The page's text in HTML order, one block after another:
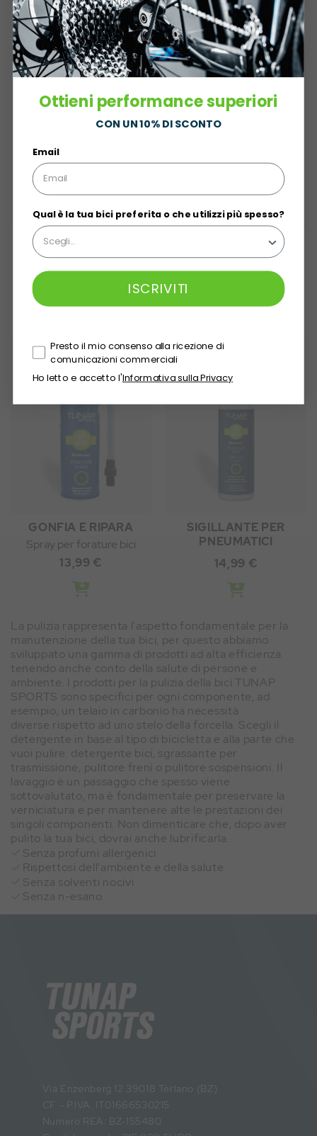
CLEANING BRUSH
Spazzola Bici
MICROFIBER CLOTH
Panno in microfibra
GONFIA E RIPARA
Spray per forature bici
13,99 €
SIGILLANTE PER
PNEUMATICI
14,99 €
La pulizia rappresenta l'aspetto fondamentale per la
manutenzione della tua bici, per questo abbiamo
sviluppato una gamma di prodotti ad alta efficienza
tenendo anche conto della salute di persone e
ambiente. I prodotti per la pulizia della bici TUNAP
SPORTS sono specifici per ogni componente, ad
esempio, un telaio in carbonio ha necessità
diverse rispetto ad uno stelo della forcella. Scegli il
detergente in base al tipo di bicicletta e alla parte che
vuoi pulire: detergente bici, sgrassante per
trasmissione, pulitore freni o pulitore sospensioni. Il
lavaggio è un passaggio che spesso viene
sottovalutato, ma è fondamentale per preservare la
verniciatura e per mantenere alte le prestazioni dei
singoli componenti. Non dimenticare che, dopo aver
pulito la tua bici, dovrai anche lubrificarla.
Senza profumi allergenici
Rispettosi dell'ambiente e della salute
Senza solventi nocivi
Senza n-esano
Via Enzenberg 12 39018 Terlano (BZ)
CF - P.IVA: IT01666530215
Numero REA: BZ-155480
Ottieni performance superiori
CON UN 10% DI SCONTO
Email
Qual è la tua bici preferita o che utilizzi più spesso?
ISCRIVITI
Presto il mio consenso alla ricezione di
comunicazioni commerciali
Ho letto e accetto l'Informativa sulla Privacy